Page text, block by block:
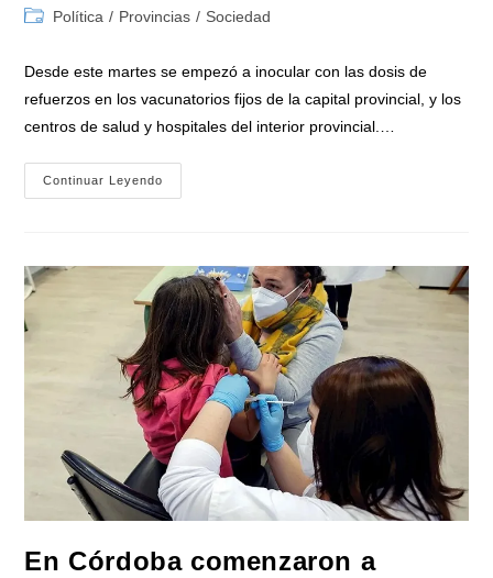
de
de
Categoría
la
Política / Provincias / Sociedad
Desde este martes se empezó a inocular con las dosis de
refuerzos en los vacunatorios fijos de la capital provincial, y los
centros de salud y hospitales del interior provincial.…
Continuar Leyendo
Gobierno
Cobertura
De
Vacunas
A
Mayores
De
18
Años
En
Todo
El
Territorio
Provincial
En Córdoba comenzaron a